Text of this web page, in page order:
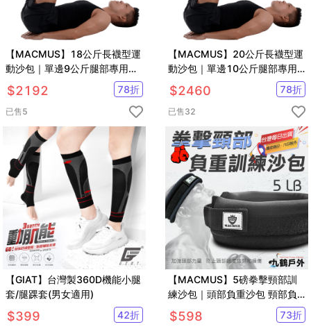
【MACMUS】18公斤長襪型運
動沙包｜單邊9公斤腿部專用負
重沙袋｜適合健走、慢跑等運動
$2192 78折
已售5
【MACMUS】20公斤長襪型運
動沙包｜單邊10公斤腿部專用
負重沙袋｜適合健走、慢跑等運
動
$2460 78折
已售32
【GIAT】台灣製360D機能小腿
套/腿踝套(男女適用)
$399 42折
【MACMUS】5磅拳擊頸部訓
練沙包｜頭部負重沙包 頸部負
重沙包 脖子運動沙包MMA頸部
負重頭部負重
$598 73折